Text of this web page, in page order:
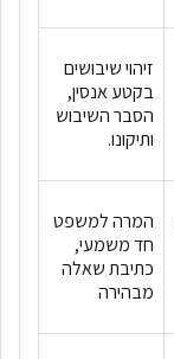
זיהוי שיבושים
בקטע אנסין,
הסבר השיבוש
ותיקונו.
המרה למשפט
חד משמעי,
כתיבת שאלה
מבהירה